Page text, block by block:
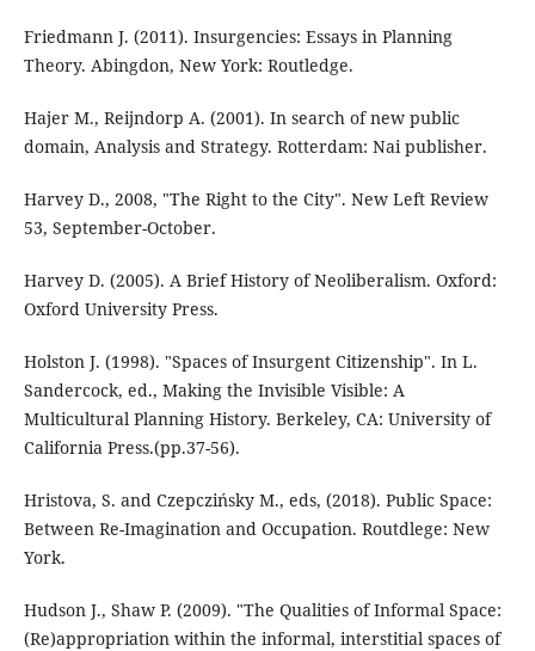
Friedmann J. (2011). Insurgencies: Essays in Planning
Theory. Abingdon, New York: Routledge.
Hajer M., Reijndorp A. (2001). In search of new public
domain, Analysis and Strategy. Rotterdam: Nai publisher.
Harvey D., 2008, "The Right to the City". New Left Review
53, September-October.
Harvey D. (2005). A Brief History of Neoliberalism. Oxford:
Oxford University Press.
Holston J. (1998). "Spaces of Insurgent Citizenship". In L.
Sandercock, ed., Making the Invisible Visible: A
Multicultural Planning History. Berkeley, CA: University of
California Press.(pp.37-56).
Hristova, S. and Czepczińsky M., eds, (2018). Public Space:
Between Re-Imagination and Occupation. Routdlege: New
York.
Hudson J., Shaw P. (2009). "The Qualities of Informal Space:
(Re)appropriation within the informal, interstitial spaces of